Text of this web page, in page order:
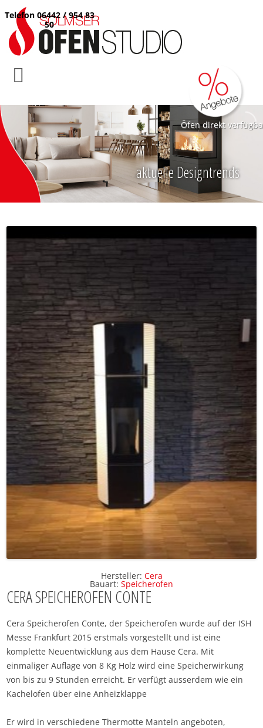
Öfen direkt
Telefon 06442 / 954 83
50
aktuelle Designtrends
Hersteller: Cera
Bauart: Speicherofen
CERA SPEICHEROFEN CONTE
Cera Speicherofen Conte, der Speicherofen wurde auf der ISH
Messe Frankfurt 2015 erstmals vorgestellt und ist eine
komplette Neuentwicklung aus dem Hause Cera. Mit
einmaliger Auflage von 8 Kg Holz wird eine Speicherwirkung
von bis zu 9 Stunden erreicht. Er verfügt ausserdem wie ein
Kachelofen über eine Anheizklappe
Er wird in verschiedene Thermotte Manteln angeboten,